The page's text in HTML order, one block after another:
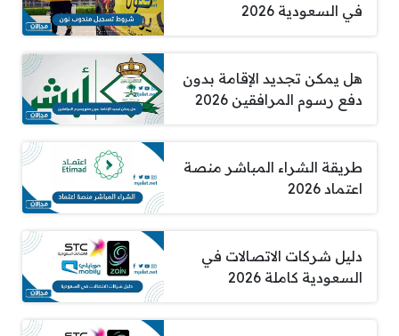
في السعودية 2026
هل يمكن تجديد الإقامة بدون
دفع رسوم المرافقين 2026
طريقة الشراء المباشر منصة
اعتماد 2026
دليل شركات الاتصالات في
السعودية كاملة 2026